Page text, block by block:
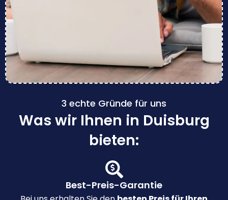
3 echte Gründe für uns
Was wir Ihnen in Duisburg
bieten:
Best-Preis-Garantie